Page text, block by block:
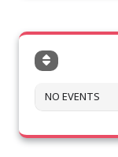
NO EVENTS